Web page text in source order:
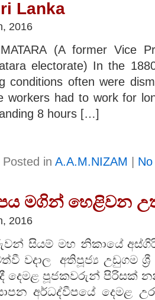
Lanka
2016
(A former Vice
electorate) In the
conditions often were
workers had to work for
8 hours […]
Posted in A.A.M.NIZAM |
මගින් හෙළිවන
2016
සියම් මහ නිකායේ
වදාල අතිපූජ්‍ය උඩුගම
දෙමළ පූජකවරුන් පිරිසක්
අර්ධද්වීපයේ දෙමළ